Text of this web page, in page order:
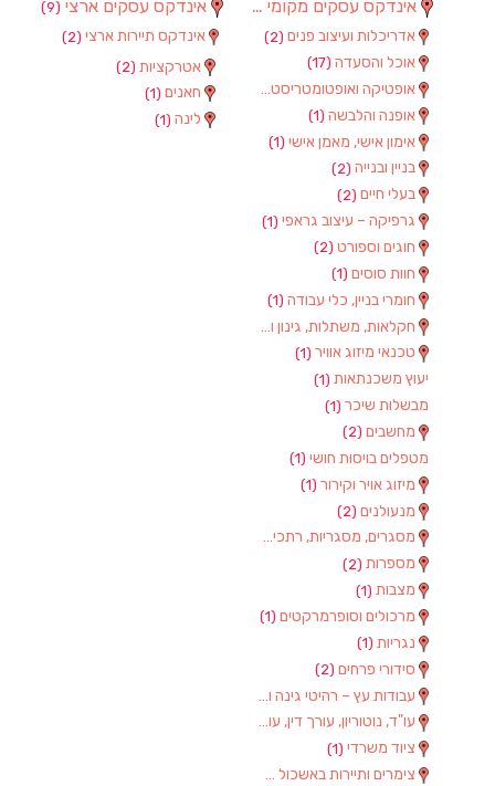
אינדקס עסקים ארצי (9)
אינדקס תיירות ארצי (2)
אטרקציות (2)
חאנים (1)
לינה (1)
אינדקס עסקים מקומי (90)
אדריכלות ועיצוב פנים (2)
אוכל והסעדה (17)
אופטיקה ואופטומטריסטים
אופנה והלבשה (1)
אימון אישי, מאמן אישי (1)
בניין ובנייה (2)
בעלי חיים (2)
גרפיקה – עיצוב גראפי (1)
חוגים וספורט (2)
חוות סוסים (1)
חומרי בניין, כלי עבודה (1)
חקלאות, משתלות, גינון וציוד
טכנאי מיזוג אוויר (1)
יעוץ משכנתאות (1)
מבשלות שיכר (1)
מחשבים (2)
מטפלים בויסות חושי (1)
מיזוג אויר וקירור (1)
מנעולנים (2)
מסגרים, מסגריות, רתכים ועבודות מתכת
מספרות (2)
מצבות (1)
מרכולים וסופרמרקטים (1)
נגריות (1)
סידורי פרחים (2)
עבודות עץ – רהיטי גינה וגן
עו"ד, נוטוריון, עורך דין, עורכי דין
ציוד משרדי (1)
צימרים ותיירות באשכול (7)